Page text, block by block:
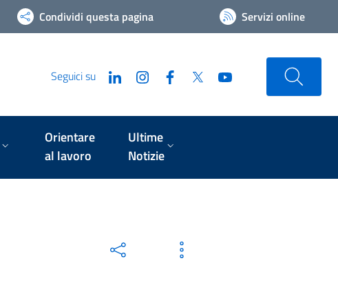
Condividi questa pagina Servizi online
Seguici su
Orientare
al lavoro
Ultime
Notizie